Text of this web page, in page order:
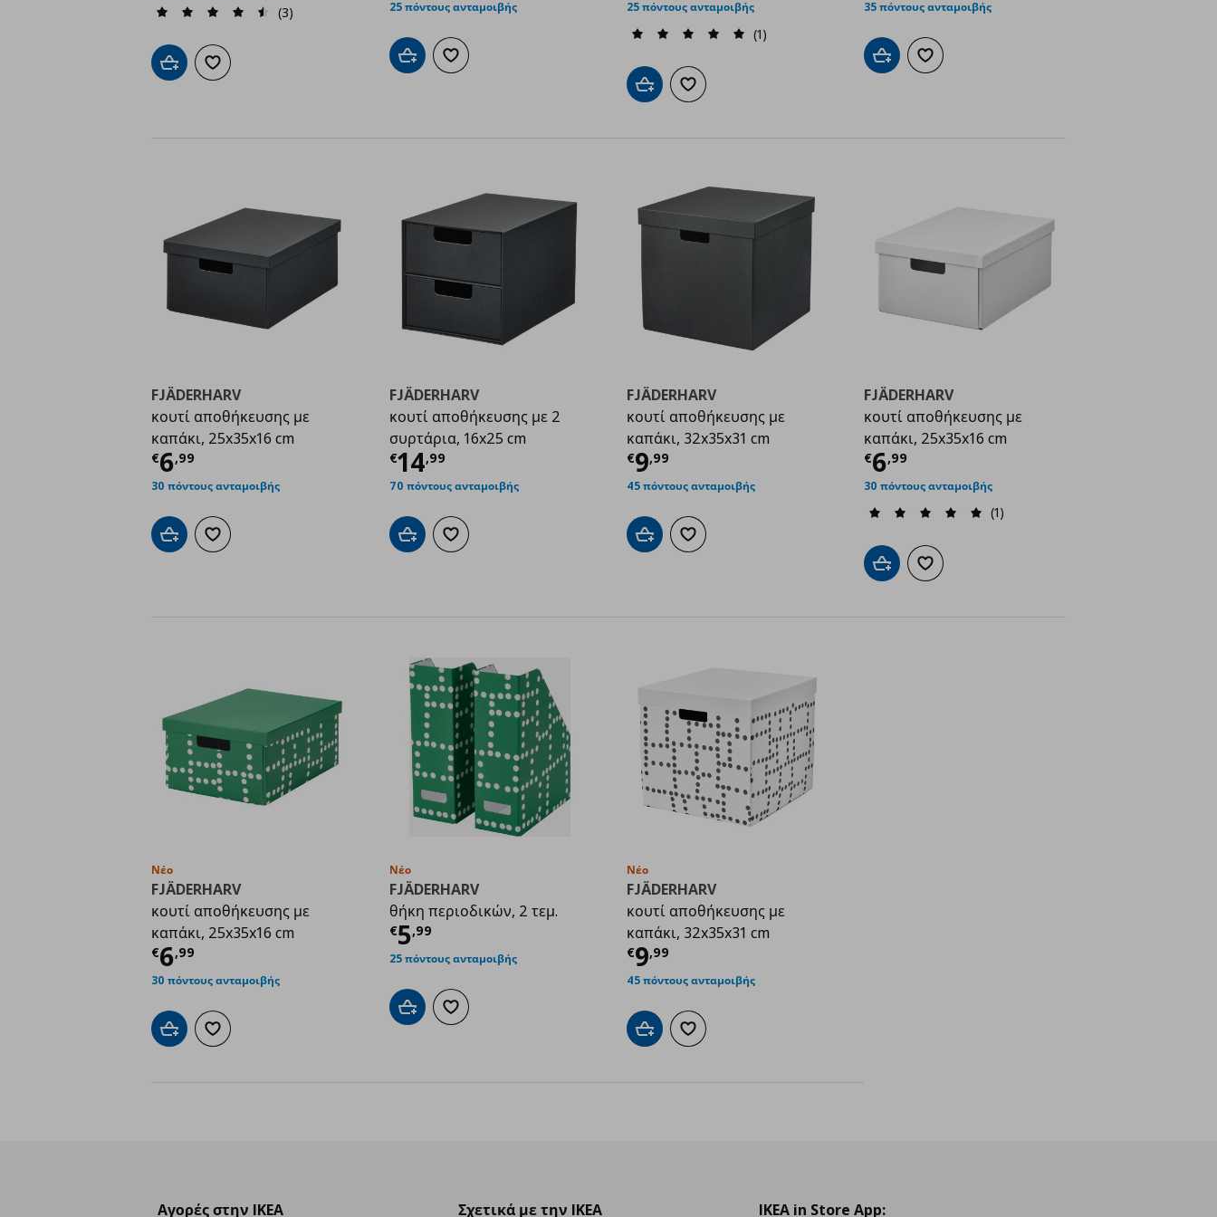
(3)
Προσθήκη στο καλάθι
Προσθήκη στα αγαπημένα
25 πόντους ανταμοιβής
Προσθήκη στο καλάθι
Προσθήκη στα αγαπημένα
25 πόντους ανταμοιβής
(1)
Προσθήκη στο καλάθι
Προσθήκη στα αγαπημένα
35 πόντους ανταμοιβής
Προσθήκη στο καλάθι
Προσθήκη στα αγαπημένα
FJÄDERHARV
κουτί αποθήκευσης με
καπάκι, 25x35x16 cm
€6,99
Τρέχουσα τιμή € 6,99
30 πόντους ανταμοιβής
Προσθήκη στο καλάθι
Προσθήκη στα αγαπημένα
FJÄDERHARV
κουτί αποθήκευσης με 2
συρτάρια, 16x25 cm
€14,99
Τρέχουσα τιμή € 14,99
70 πόντους ανταμοιβής
Προσθήκη στο καλάθι
Προσθήκη στα αγαπημένα
FJÄDERHARV
κουτί αποθήκευσης με
καπάκι, 32x35x31 cm
€9,99
Τρέχουσα τιμή € 9,99
45 πόντους ανταμοιβής
Προσθήκη στο καλάθι
Προσθήκη στα αγαπημένα
FJÄDERHARV
κουτί αποθήκευσης με
καπάκι, 25x35x16 cm
€6,99
Τρέχουσα τιμή
30 πόντους ανταμοιβής
(1)
Προσθήκη στο καλάθι
Προσθήκη στα αγαπημένα
Νέο
FJÄDERHARV
κουτί αποθήκευσης με
καπάκι, 25x35x16 cm
€6,99
Τρέχουσα τιμή € 6,99
30 πόντους ανταμοιβής
Προσθήκη στο καλάθι
Προσθήκη στα αγαπημένα
Νέο
FJÄDERHARV
θήκη περιοδικών, 2 τεμ.
€5,99
Τρέχουσα τιμή € 5,99
25 πόντους ανταμοιβής
Προσθήκη στο καλάθι
Προσθήκη στα αγαπημένα
Νέο
FJÄDERHARV
κουτί αποθήκευσης με
καπάκι, 32x35x31 cm
€9,99
Τρέχουσα τιμή
45 πόντους ανταμοιβής
Προσθήκη στο καλάθι
Προσθήκη στα αγαπημένα
Αγορές στην IKEA Σχετικά με την IKEA IKEA in Store App: